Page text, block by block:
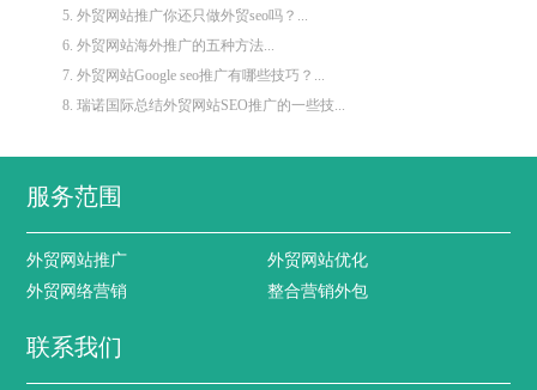
5. 外贸网站推广你还只做外贸seo吗？...
6. 外贸网站海外推广的五种方法...
7. 外贸网站Google seo推广有哪些技巧？...
8. 瑞诺国际总结外贸网站SEO推广的一些技...
服务范围
外贸网站推广
外贸网站优化
外贸网络营销
整合营销外包
联系我们